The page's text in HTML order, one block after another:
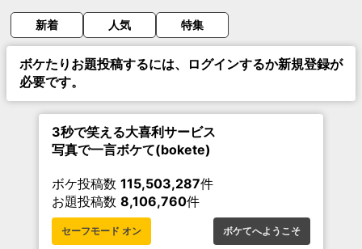
新着 人気 特集
ボケたりお題投稿するには、ログインするか新規登録が
必要です。
3秒で笑える大喜利サービス
写真で一言ボケて(bokete)
ボケ投稿数 115,503,287件
お題投稿数 8,106,760件
セーフモード オン ボケてへようこそ